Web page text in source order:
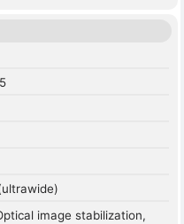
image stabilization,